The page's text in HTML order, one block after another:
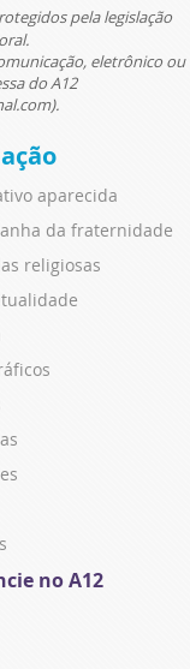
pela legislação
eletrônico ou
do A12
aparecida
da fraternidade
religiosas
no A12